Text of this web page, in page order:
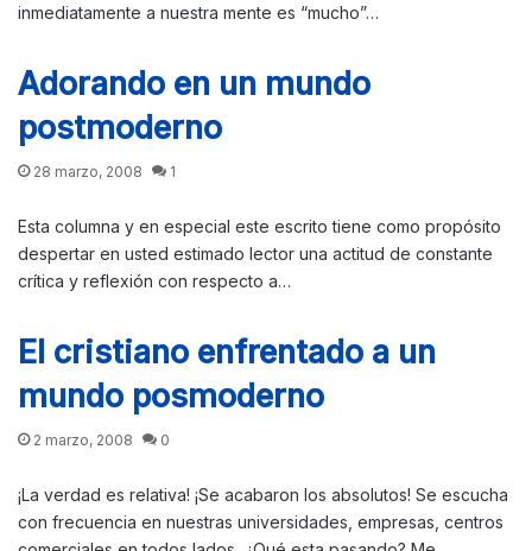
inmediatamente a nuestra mente es “mucho”…
Adorando en un mundo
postmoderno
28 marzo, 2008 1
Esta columna y en especial este escrito tiene como propósito
despertar en usted estimado lector una actitud de constante
crítica y reflexión con respecto a…
El cristiano enfrentado a un
mundo posmoderno
2 marzo, 2008 0
¡La verdad es relativa! ¡Se acabaron los absolutos! Se escucha
con frecuencia en nuestras universidades, empresas, centros